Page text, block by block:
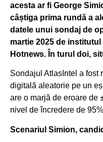
acesta ar fi George
câștiga prima rundă a
datele unui sondaj de
martie 2025 de
Hotnews. În turul doi,
Sondajul AtlasIntel a fost
digitală aleatorie pe un
are o marjă de eroare de
nivel de încredere de
Scenariul Simion,